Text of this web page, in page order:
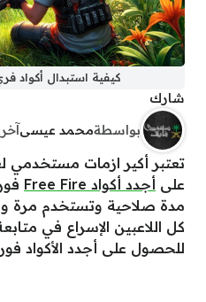
كيفية استبدال أكواد فري
شارك
بواسطةمحمد عيسى
تعتبر أكير ازمات مستخدمي
على أجدد أكواد Free Fire
مدة صلاحية وتستخدم مرة
كل اللاعبين الإسراع في
للحصول على أجدد الأكواد